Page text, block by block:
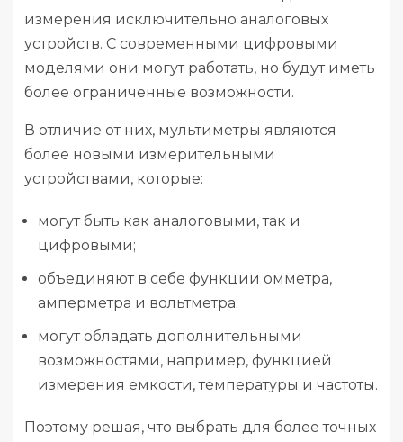
измерения исключительно аналоговых
устройств. С современными цифровыми
моделями они могут работать, но будут иметь
более ограниченные возможности.
В отличие от них, мультиметры являются
более новыми измерительными
устройствами, которые:
могут быть как аналоговыми, так и
цифровыми;
объединяют в себе функции омметра,
амперметра и вольтметра;
могут обладать дополнительными
возможностями, например, функцией
измерения емкости, температуры и частоты.
Поэтому решая, что выбрать для более точных